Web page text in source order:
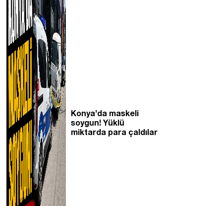
Konya’da maskeli
soygun! Yüklü
miktarda para çaldılar